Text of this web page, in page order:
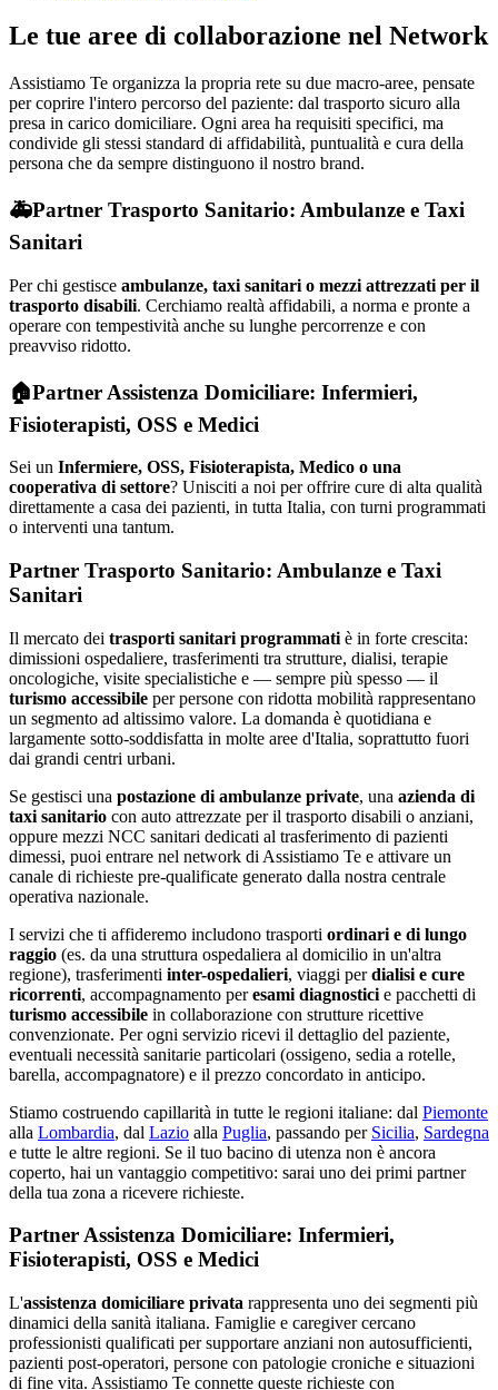
Le tue aree di collaborazione nel Network
Assistiamo Te organizza la propria rete su due macro-aree, pensate
per coprire l'intero percorso del paziente: dal trasporto sicuro alla
presa in carico domiciliare. Ogni area ha requisiti specifici, ma
condivide gli stessi standard di affidabilità, puntualità e cura della
persona che da sempre distinguono il nostro brand.
🚑Partner Trasporto Sanitario: Ambulanze e Taxi
Sanitari
Per chi gestisce ambulanze, taxi sanitari o mezzi attrezzati per il
trasporto disabili. Cerchiamo realtà affidabili, a norma e pronte a
operare con tempestività anche su lunghe percorrenze e con
preavviso ridotto.
🏠Partner Assistenza Domiciliare: Infermieri,
Fisioterapisti, OSS e Medici
Sei un Infermiere, OSS, Fisioterapista, Medico o una
cooperativa di settore? Unisciti a noi per offrire cure di alta qualità
direttamente a casa dei pazienti, in tutta Italia, con turni programmati
o interventi una tantum.
Partner Trasporto Sanitario: Ambulanze e Taxi
Sanitari
Il mercato dei trasporti sanitari programmati è in forte crescita:
dimissioni ospedaliere, trasferimenti tra strutture, dialisi, terapie
oncologiche, visite specialistiche e — sempre più spesso — il
turismo accessibile per persone con ridotta mobilità rappresentano
un segmento ad altissimo valore. La domanda è quotidiana e
largamente sotto-soddisfatta in molte aree d'Italia, soprattutto fuori
dai grandi centri urbani.
Se gestisci una postazione di ambulanze private, una azienda di
taxi sanitario con auto attrezzate per il trasporto disabili o anziani,
oppure mezzi NCC sanitari dedicati al trasferimento di pazienti
dimessi, puoi entrare nel network di Assistiamo Te e attivare un
canale di richieste pre-qualificate generato dalla nostra centrale
operativa nazionale.
I servizi che ti affideremo includono trasporti ordinari e di lungo
raggio (es. da una struttura ospedaliera al domicilio in un'altra
regione), trasferimenti inter-ospedalieri, viaggi per dialisi e cure
ricorrenti, accompagnamento per esami diagnostici e pacchetti di
turismo accessibile in collaborazione con strutture ricettive
convenzionate. Per ogni servizio ricevi il dettaglio del paziente,
eventuali necessità sanitarie particolari (ossigeno, sedia a rotelle,
barella, accompagnatore) e il prezzo concordato in anticipo.
Stiamo costruendo capillarità in tutte le regioni italiane: dal Piemonte
alla Lombardia, dal Lazio alla Puglia, passando per Sicilia, Sardegna
e tutte le altre regioni. Se il tuo bacino di utenza non è ancora
coperto, hai un vantaggio competitivo: sarai uno dei primi partner
della tua zona a ricevere richieste.
Partner Assistenza Domiciliare: Infermieri,
Fisioterapisti, OSS e Medici
L'assistenza domiciliare privata rappresenta uno dei segmenti più
dinamici della sanità italiana. Famiglie e caregiver cercano
professionisti qualificati per supportare anziani non autosufficienti,
pazienti post-operatori, persone con patologie croniche e situazioni
di fine vita. Assistiamo Te connette queste richieste con